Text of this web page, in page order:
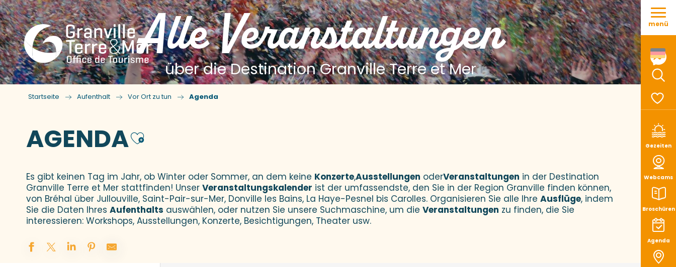
Aller
contenu
Gezeiten
Webcams
Broschüren
Agenda
menü
Alle Veranstaltungen
über die Destination Granville Terre et Mer
Startseite Aufenthalt Vor Ort zu tun Agenda
AGENDAAjouter aux favoris
Es gibt keinen Tag im Jahr, ob Winter oder Sommer, an dem keine Konzerte,Ausstellungen oderVeranstaltungen in der Destination
Granville Terre et Mer stattfinden! Unser Veranstaltungskalender ist der umfassendste, den Sie in der Region Granville finden können,
von Bréhal über Jullouville, Saint-Pair-sur-Mer, Donville les Bains, La Haye-Pesnel bis Carolles. Organisieren Sie alle Ihre Ausflüge, indem
Sie die Daten Ihres Aufenthalts auswählen, oder nutzen Sie unsere Suchmaschine, um die Veranstaltungen zu finden, die Sie
interessieren: Workshops, Ausstellungen, Konzerte, Besichtigungen, Theater usw.